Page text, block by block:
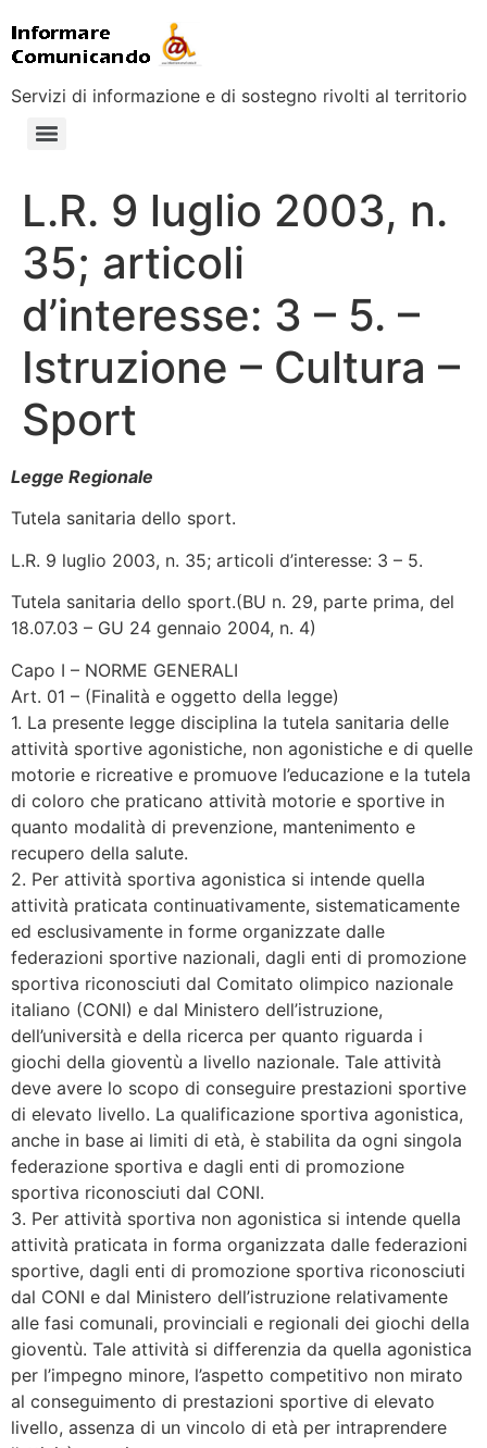
Servizi di informazione e di sostegno rivolti al territorio
L.R. 9 luglio 2003, n.
35; articoli
d’interesse: 3 – 5. –
Istruzione – Cultura –
Sport
Legge Regionale
Tutela sanitaria dello sport.
L.R. 9 luglio 2003, n. 35; articoli d’interesse: 3 – 5.
Tutela sanitaria dello sport.(BU n. 29, parte prima, del
18.07.03 – GU 24 gennaio 2004, n. 4)
Capo I – NORME GENERALI
Art. 01 – (Finalità e oggetto della legge)
1. La presente legge disciplina la tutela sanitaria delle
attività sportive agonistiche, non agonistiche e di quelle
motorie e ricreative e promuove l’educazione e la tutela
di coloro che praticano attività motorie e sportive in
quanto modalità di prevenzione, mantenimento e
recupero della salute.
2. Per attività sportiva agonistica si intende quella
attività praticata continuativamente, sistematicamente
ed esclusivamente in forme organizzate dalle
federazioni sportive nazionali, dagli enti di promozione
sportiva riconosciuti dal Comitato olimpico nazionale
italiano (CONI) e dal Ministero dell’istruzione,
dell’università e della ricerca per quanto riguarda i
giochi della gioventù a livello nazionale. Tale attività
deve avere lo scopo di conseguire prestazioni sportive
di elevato livello. La qualificazione sportiva agonistica,
anche in base ai limiti di età, è stabilita da ogni singola
federazione sportiva e dagli enti di promozione
sportiva riconosciuti dal CONI.
3. Per attività sportiva non agonistica si intende quella
attività praticata in forma organizzata dalle federazioni
sportive, dagli enti di promozione sportiva riconosciuti
dal CONI e dal Ministero dell’istruzione relativamente
alle fasi comunali, provinciali e regionali dei giochi della
gioventù. Tale attività si differenzia da quella agonistica
per l’impegno minore, l’aspetto competitivo non mirato
al conseguimento di prestazioni sportive di elevato
livello, assenza di un vincolo di età per intraprendere